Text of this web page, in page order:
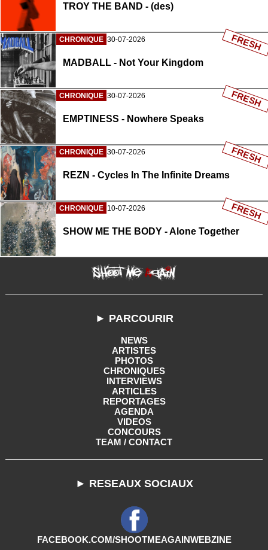
TROY THE BAND - (des)
CHRONIQUE 30-07-2026
MADBALL - Not Your Kingdom
FRESH
CHRONIQUE 30-07-2026
EMPTINESS - Nowhere Speaks
FRESH
CHRONIQUE 30-07-2026
REZN - Cycles In The Infinite Dreams
FRESH
CHRONIQUE 10-07-2026
SHOW ME THE BODY - Alone Together
FRESH
► PARCOURIR
NEWS
ARTISTES
PHOTOS
CHRONIQUES
INTERVIEWS
ARTICLES
REPORTAGES
AGENDA
VIDEOS
CONCOURS
TEAM / CONTACT
► RESEAUX SOCIAUX
FACEBOOK.COM/SHOOTMEAGAINWEBZINE